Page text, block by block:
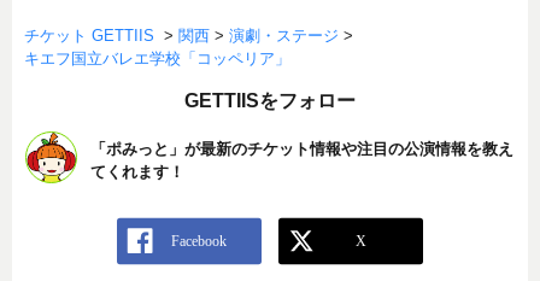
チケット GETTIIS > 関西 > 演劇・ステージ >
キエフ国立バレエ学校「コッペリア」
GETTIISをフォロー
「ポみっと」が最新のチケット情報や注目の公演情報を教え
てくれます！